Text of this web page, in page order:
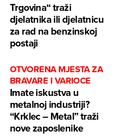
Trgovina“ traži
djelatnika ili djelatnicu
za rad na benzinskoj
postaji
OTVORENA MJESTA ZA
BRAVARE I VARIOCE
Imate iskustva u
metalnoj industriji?
“Krklec – Metal” traži
nove zaposlenike